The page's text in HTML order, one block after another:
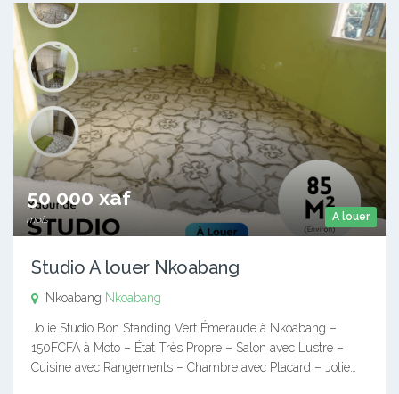
A louer
50 000 xaf
mois
Studio A louer Nkoabang
Nkoabang Nkoabang
Jolie Studio Bon Standing Vert Émeraude à Nkoabang –
150FCFA à Moto – État Très Propre – Salon avec Lustre –
Cuisine avec Rangements – Chambre avec Placard – Jolie…